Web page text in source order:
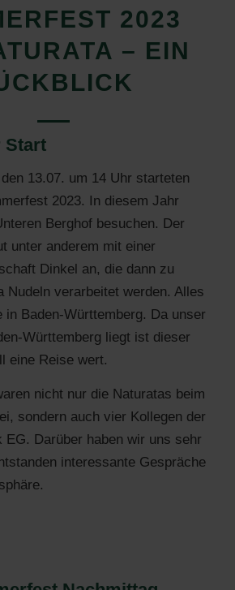
2023
– EIN
Start
13.07. um 14 Uhr starteten
2023. In diesem Jahr
Berghof besuchen. Der
unter anderem mit einer
Dinkel an, die dann zu
Nudeln verarbeitet werden. Alles
in Baden-Württemberg. Da unser
Württemberg liegt ist dieser
eine Reise wert.
nicht nur die Naturatas beim
sondern auch vier Kollegen der
EG. Darüber haben wir uns sehr
interessante Gespräche